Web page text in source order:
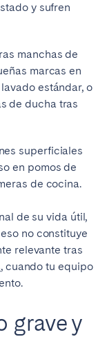
y sufren
manchas de
marcas en
estándar, o
de ducha tras
superficiales
en pomos de
de cocina.
de su vida útil,
no constituye
relevante tras
, cuando tu equipo
grave y